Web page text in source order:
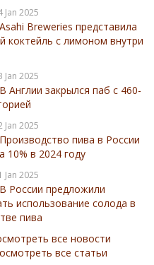
Jan 2025
Asahi Breweries представила
коктейль с лимоном внутри
Jan 2025
В Англии закрылся паб с 460-
Jan 2025
Производство пива в России
10% в 2024 году
Jan 2025
В России предложили
использование солода в
пива
все новости
все статьи